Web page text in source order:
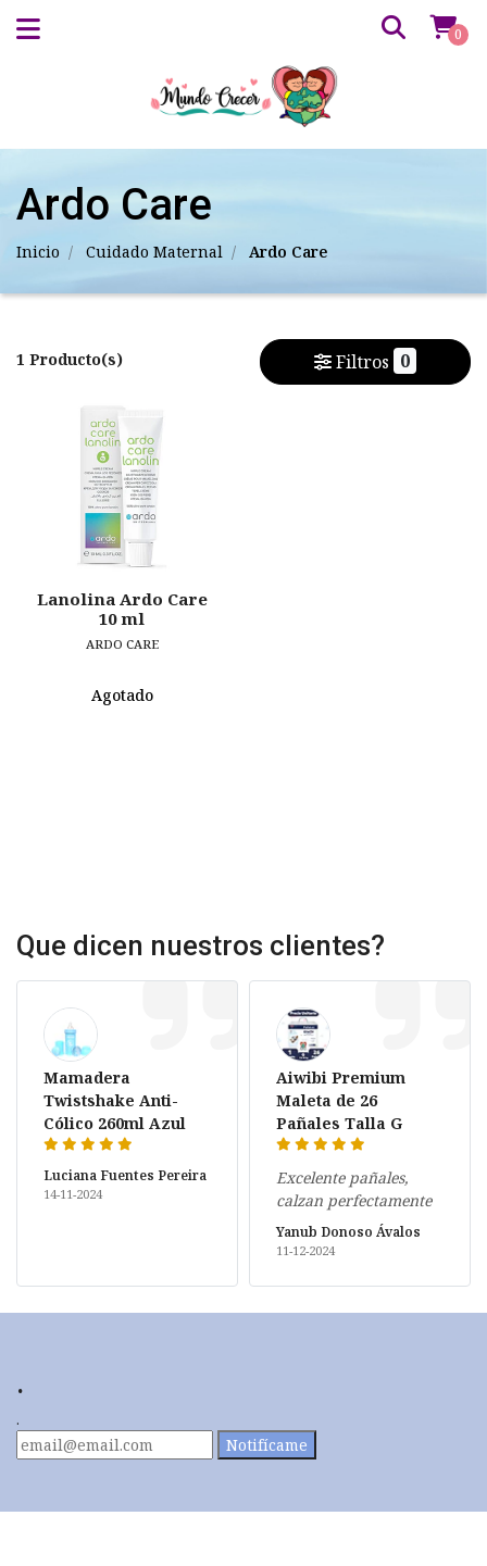
0
Ardo Care
Inicio Cuidado Maternal Ardo Care
1 Producto(s) Filtros 0
Lanolina Ardo Care
10 ml
ARDO CARE
Agotado
Que dicen nuestros clientes?
Mamadera
Twistshake Anti-
Cólico 260ml Azul
Luciana Fuentes Pereira
14-11-2024
Aiwibi Premium
Maleta de 26
Pañales Talla G
Excelente pañales,
calzan perfectamente
Yanub Donoso Ávalos
11-12-2024
.
.
Notifícame